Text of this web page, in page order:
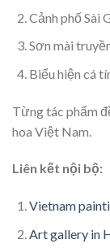
Cảnh phố Sài
Sơn mài
Biểu hiện cá
Từng tác phẩm
hoa Việt Nam.
Liên kết nội bộ:
Vietnam
Art gallery in